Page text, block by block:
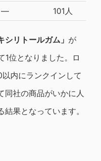
― 101人
シリトールガム」 が
位となりました。ロ
内にランクインして
同社の商品がいかに人
果となっています。